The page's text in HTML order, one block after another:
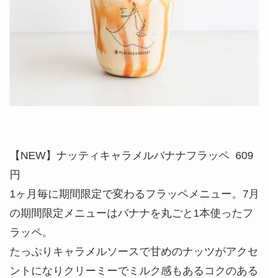
【NEW】ナッティキャラメルバナナフラッペ 609
円
1ヶ月毎に期間限定で変わるフラッペメニュー。7月
の期間限定メニューはバナナを丸ごと1本使ったフ
ラッペ。
たっぷりキャラメルソースで甘めのナッツがアクセ
ントになりクリーミーでミルク感もあるコクのある